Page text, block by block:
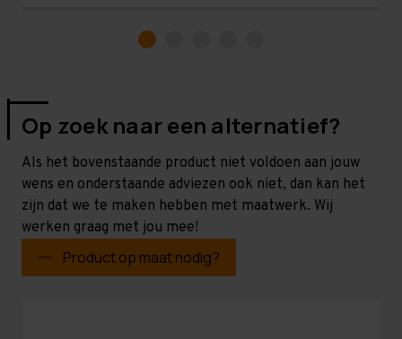
Op zoek naar een alternatief?
Als het bovenstaande product niet voldoen aan jouw
wens en onderstaande adviezen ook niet, dan kan het
zijn dat we te maken hebben met maatwerk. Wij
werken graag met jou mee!
Product op maat nodig?